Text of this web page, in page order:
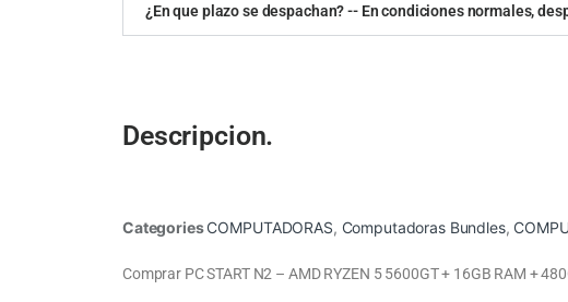
¿En que plazo se despachan? -- En condiciones normales,
Descripcion.
CategoriesCOMPUTADORAS, Computadoras Bundles,
Comprar PC START N2 – AMD RYZEN 5 5600GT + 16GB RAM +